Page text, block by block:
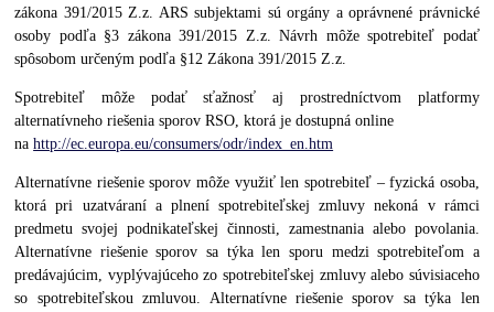
zákona 391/2015 Z.z. ARS subjektami sú orgány a oprávnené právnické
osoby podľa §3 zákona 391/2015 Z.z. Návrh môže spotrebiteľ podať
spôsobom určeným podľa §12 Zákona 391/2015 Z.z.
Spotrebiteľ môže podať sťažnosť aj prostredníctvom platformy
alternatívneho riešenia sporov RSO, ktorá je dostupná online
nahttp://ec.europa.eu/consumers/odr/index_en.htm
Alternatívne riešenie sporov môže využiť len spotrebiteľ – fyzická osoba,
ktorá pri uzatváraní a plnení spotrebiteľskej zmluvy nekoná v rámci
predmetu svojej podnikateľskej činnosti, zamestnania alebo povolania.
Alternatívne riešenie sporov sa týka len sporu medzi spotrebiteľom a
predávajúcim, vyplývajúceho zo spotrebiteľskej zmluvy alebo súvisiaceho
so spotrebiteľskou zmluvou. Alternatívne riešenie sporov sa týka len